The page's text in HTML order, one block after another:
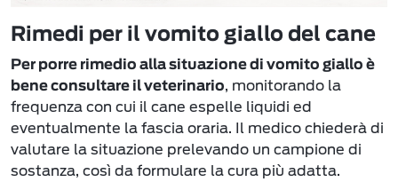
Rimedi per il vomito giallo del cane
Per porre rimedio alla situazione di vomito giallo è
bene consultare il veterinario, monitorando la
frequenza con cui il cane espelle liquidi ed
eventualmente la fascia oraria. Il medico chiederà di
valutare la situazione prelevando un campione di
sostanza, così da formulare la cura più adatta.